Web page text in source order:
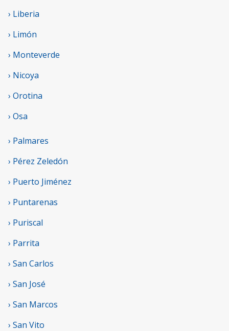
› Liberia
› Limón
› Monteverde
› Nicoya
› Orotina
› Osa
› Palmares
› Pérez Zeledón
› Puerto Jiménez
› Puntarenas
› Puriscal
› Parrita
› San Carlos
› San José
› San Marcos
› San Vito